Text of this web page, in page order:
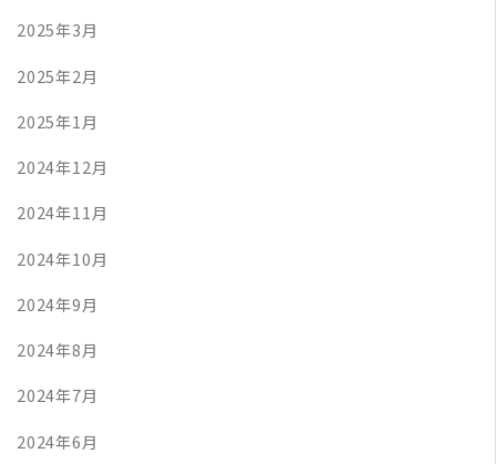
2025年3月
2025年2月
2025年1月
2024年12月
2024年11月
2024年10月
2024年9月
2024年8月
2024年7月
2024年6月